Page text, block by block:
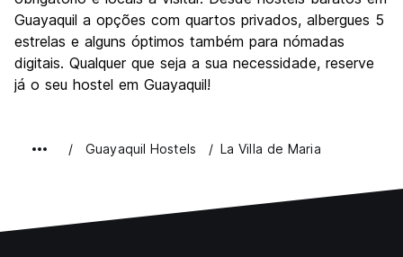
Guayaquil a opções com quartos privados, albergues 5
estrelas e alguns óptimos também para nómadas
digitais. Qualquer que seja a sua necessidade, reserve
já o seu hostel em Guayaquil!
Guayaquil Hostels La Villa de Maria